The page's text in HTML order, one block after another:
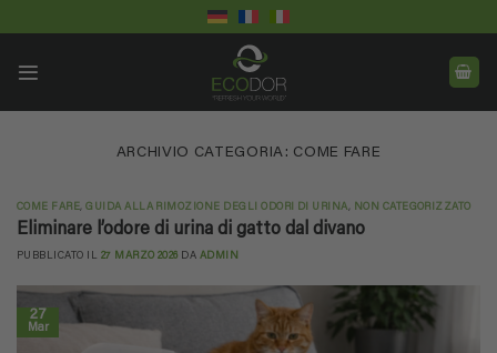
ai
ARCHIVIO CATEGORIA: COME FARE
COME FARE,GUIDA ALLA RIMOZIONE DEGLI ODORI DI URINA, NON CATEGORIZZATO
Eliminare l’odore di urina di gatto dal divano
PUBBLICATO IL 27 MARZO 2026 DA ADMIN
27
Mar